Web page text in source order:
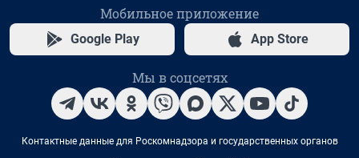
Мобильное приложение
Google Play App Store
Мы в соцсетях
Контактные данные для Роскомнадзора и государственных органов